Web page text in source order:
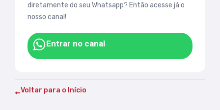
diretamente do seu Whatsapp? Então acesse já o
nosso canal!
Entrar no canal
Voltar para o Início